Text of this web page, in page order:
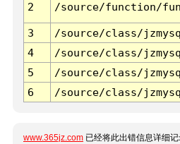
2 /source/function/
3 /source/class/
4
/source/class/
5
/source/class/
6
/source/class/
www.365jz.com 已经将此出错信息详细